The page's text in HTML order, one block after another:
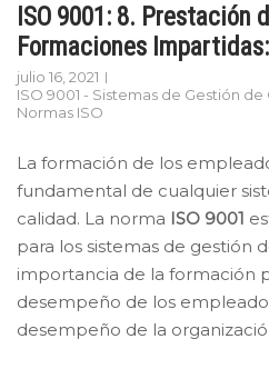
ISO 9001: 8. Prestación
Formaciones
julio 16, 2021
ISO 9001 - Sistemas de Gestión de
Normas ISO
La formación de los
fundamental de cualquier
calidad. La norma ISO 9001
para los sistemas de gestión
importancia de la formación
desempeño de los
desempeño de la